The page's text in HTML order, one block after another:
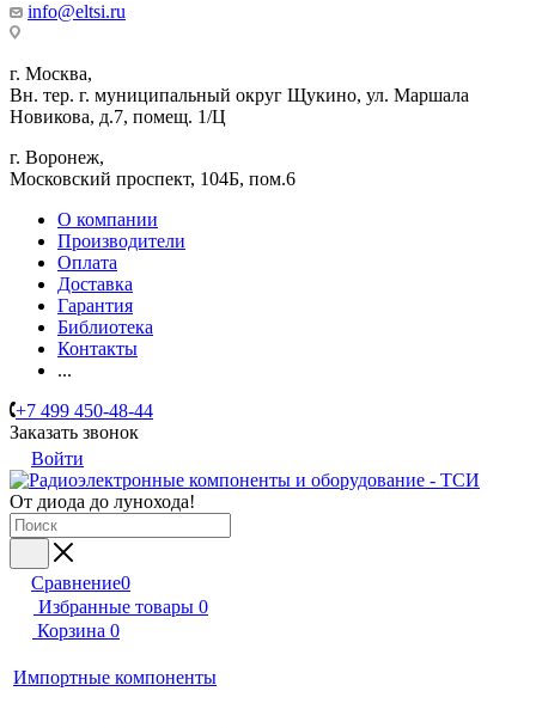
info@eltsi.ru
г. Москва,
Вн. тер. г. муниципальный округ Щукино, ул. Маршала
Новикова, д.7, помещ. 1/Ц
г. Воронеж,
​Московский проспект, 104Б, пом.6
О компании
Производители
Оплата
Доставка
Гарантия
Библиотека
Контакты
...
+7 499 450-48-44
Заказать звонок
Войти
От диода до лунохода!
Сравнение0
Избранные товары 0
Корзина 0
Импортные компоненты